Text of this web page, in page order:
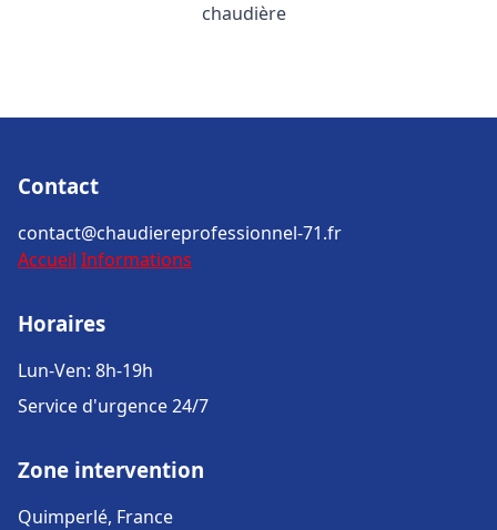
chaudière
Contact
contact@chaudiereprofessionnel-71.fr
Accueil Informations
Horaires
Lun-Ven: 8h-19h
Service d'urgence 24/7
Zone intervention
Quimperlé, France